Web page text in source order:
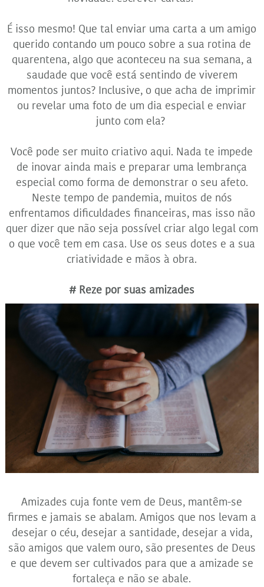
É isso mesmo! Que tal enviar uma carta a um amigo
querido contando um pouco sobre a sua rotina de
quarentena, algo que aconteceu na sua semana, a
saudade que você está sentindo de viverem
momentos juntos? Inclusive, o que acha de imprimir
ou revelar uma foto de um dia especial e enviar
junto com ela?
Você pode ser muito criativo aqui. Nada te impede
de inovar ainda mais e preparar uma lembrança
especial como forma de demonstrar o seu afeto.
Neste tempo de pandemia, muitos de nós
enfrentamos dificuldades financeiras, mas isso não
quer dizer que não seja possível criar algo legal com
o que você tem em casa. Use os seus dotes e a sua
criatividade e mãos à obra.
# Reze por suas amizades
Amizades cuja fonte vem de Deus, mantêm-se
firmes e jamais se abalam. Amigos que nos levam a
desejar o céu, desejar a santidade, desejar a vida,
são amigos que valem ouro, são presentes de Deus
e que devem ser cultivados para que a amizade se
fortaleça e não se abale.